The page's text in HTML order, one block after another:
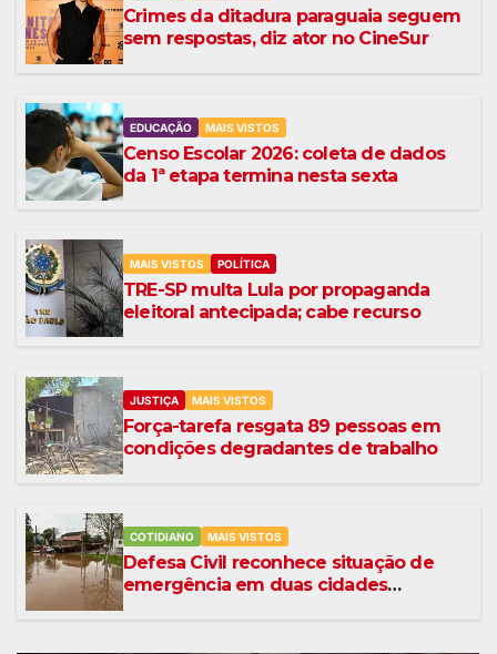
Crimes da ditadura paraguaia seguem
sem respostas, diz ator no CineSur
EDUCAÇÃO MAIS VISTOS
Censo Escolar 2026: coleta de dados
da 1ª etapa termina nesta sexta
MAIS VISTOS POLÍTICA
TRE-SP multa Lula por propaganda
eleitoral antecipada; cabe recurso
JUSTIÇA MAIS VISTOS
Força-tarefa resgata 89 pessoas em
condições degradantes de trabalho
COTIDIANO MAIS VISTOS
Defesa Civil reconhece situação de
emergência em duas cidades